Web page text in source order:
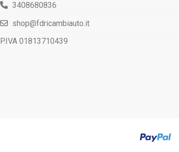
3408680836
shop@fdricambiauto.it
P.IVA 01813710439